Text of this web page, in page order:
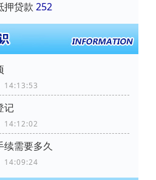
押贷款 252
14:13:53
记
14:12:02
续需要多久
14:09:24